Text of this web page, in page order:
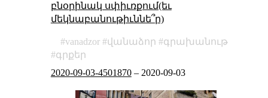
բնօրինակ սփիւռքում(եւ
մեկնաբանութիւննե՞ր)
vanadzor վանաձոր
գրախանութ
գրքեր
2020-09-03-4501870– 2020-09-03